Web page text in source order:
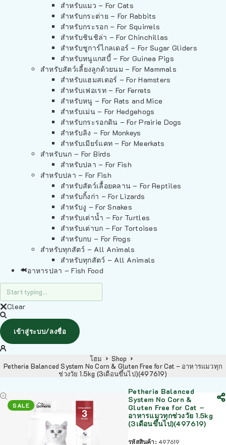
สำหรับแมว – For Cats
สำหรับกระต่าย – For Rabbits
สำหรับกระรอก – For Squirrels
สำหรับชินชิล่า – For Chinchillas
สำหรับชูการ์ไกลเดอร์ – For Sugar Gliders
สำหรับหนูแกสบี้ – For Guinea Pigs
สำหรับสัตว์เลี้ยงลูกด้วยนม – For Mammals
สำหรับแฮมสเตอร์ – For Hamsters
สำหรับเฟอเรท – For Ferrets
สำหรับหนู – For Rats and Mice
สำหรับเม่น – For Hedgehogs
สำหรับกระรอกดิน – For Prairie Dogs
สำหรับลิง – For Monkeys
สำหรับเมียร์แคท – For Meerkats
สำหรับนก – For Birds
สำหรับปลา – For Fish
สำหรับปลา – For Fish
สำหรับสัตว์เลื้อยคลาน – For Reptiles
สำหรับกิ้งก่า – For Lizards
สำหรับงู – For Snakes
สำหรับเต่าน้ำ – For Turtles
สำหรับเต่าบก – For Tortoises
สำหรับกบ – For Frogs
สำหรับทุกสัตว์ – All Animals
สำหรับทุกสัตว์ – All Animals
อาหารปลา – Fish Food
Clear
เข้าสู่ระบบ/ลงชื่อ
โฮม
Shop
Petheria Balanced System No Corn & Gluten Free for Cat – อาหารแมวทุก
ช่วงวัย 1.5kg (3เดือนขึ้นไป)(497619)
SALE
Petheria Balanced
System No Corn &
Gluten Free for Cat –
อาหารแมวทุกช่วงวัย 1.5kg
(3เดือนขึ้นไป)(497619)
รหัสสินค้า:497619